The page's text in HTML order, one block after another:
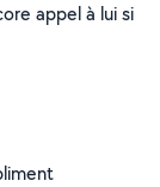
appel à lui si